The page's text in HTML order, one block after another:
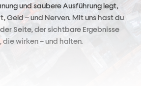
und saubere Ausführung legt,
Geld – und Nerven. Mit uns hast du
Seite, der sichtbare Ergebnisse
die wirken – und halten.